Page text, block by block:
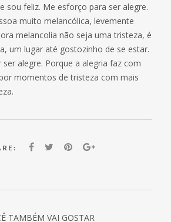
sou feliz. Me esforço para ser alegre.
muito melancólica, levemente
melancolia não seja uma tristeza, é
um lugar até gostozinho de se estar.
alegre. Porque a alegria faz com
momentos de tristeza com mais
TAMBÉM VAI GOSTAR